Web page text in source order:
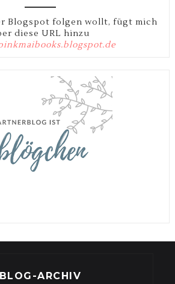
Blogspot folgen wollt, fügt mich
diese URL hinzu
BLOG-ARCHIV